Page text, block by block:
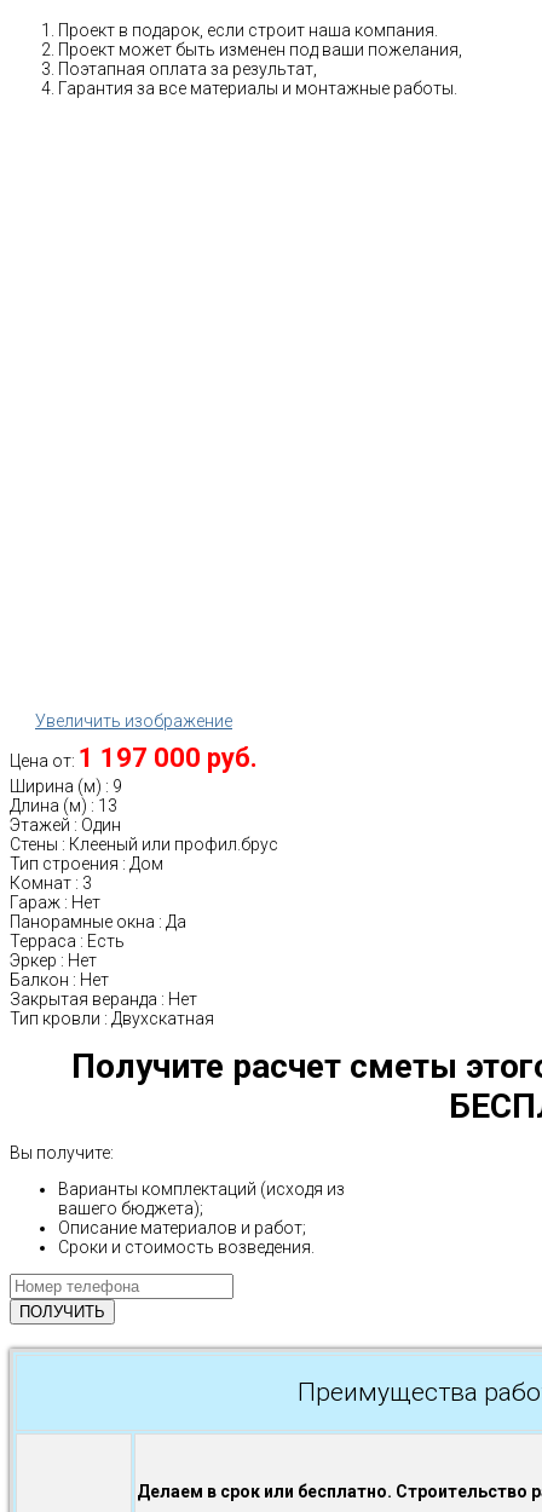
Проект в подарок, если строит наша компания.
Проект может быть изменен под ваши пожелания,
Поэтапная оплата за результат,
Гарантия за все материалы и монтажные работы.
Увеличить изображение
Цена от: 1 197 000 руб.
Ширина (м) : 9
Длина (м) : 13
Этажей : Один
Стены : Клееный или профил.брус
Тип строения : Дом
Комнат : 3
Гараж : Нет
Панорамные окна : Да
Терраса : Есть
Эркер : Нет
Балкон : Нет
Закрытая веранда : Нет
Тип кровли : Двухскатная
Получите расчет сметы
Вы получите:
Варианты комплектаций (исходя из
вашего бюджета);
Описание материалов и работ;
Сроки и стоимость возведения.
Преимущества
Делаем в срок или бесплатно. Строительство